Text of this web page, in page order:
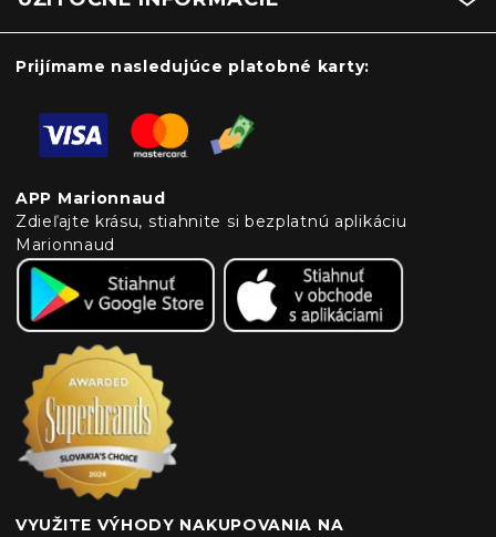
Prijímame nasledujúce platobné karty:
APP Marionnaud
Zdieľajte krásu, stiahnite si bezplatnú aplikáciu
Marionnaud
VYUŽITE VÝHODY NAKUPOVANIA NA